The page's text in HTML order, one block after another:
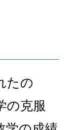
たの
の克服